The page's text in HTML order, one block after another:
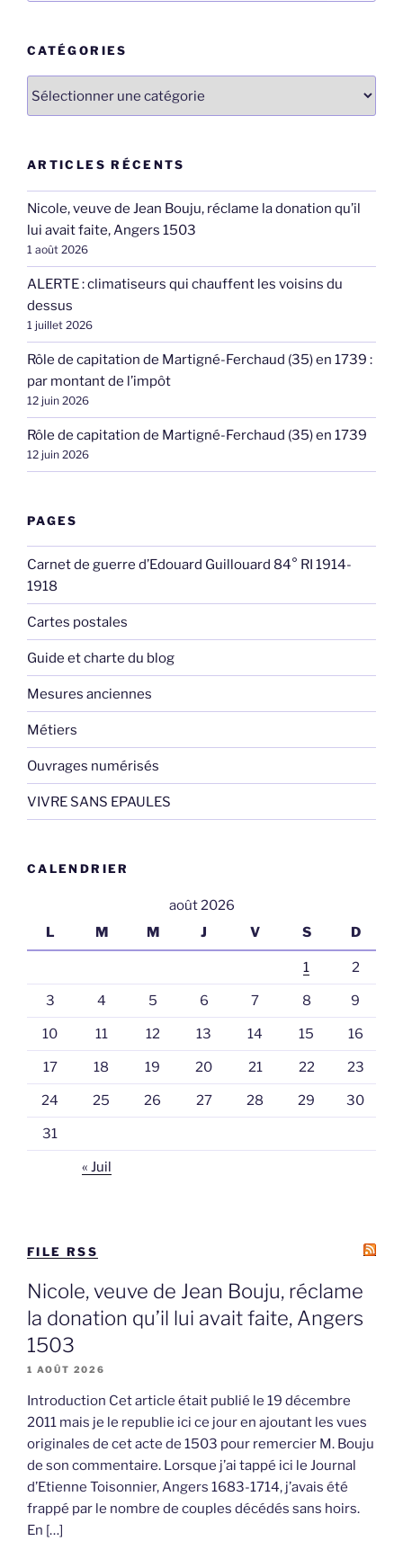
CATÉGORIES
ARTICLES RÉCENTS
Nicole, veuve de Jean Bouju, réclame la donation qu’il
lui avait faite, Angers 1503
1 août 2026
ALERTE : climatiseurs qui chauffent les voisins du
dessus
1 juillet 2026
Rôle de capitation de Martigné-Ferchaud (35) en 1739 :
par montant de l’impôt
12 juin 2026
Rôle de capitation de Martigné-Ferchaud (35) en 1739
12 juin 2026
PAGES
Carnet de guerre d’Edouard Guillouard 84° RI 1914-
1918
Cartes postales
Guide et charte du blog
Mesures anciennes
Métiers
Ouvrages numérisés
VIVRE SANS EPAULES
CALENDRIER
août 2026
L
M M J V S D
1 2
3 4 5 6 7 8 9
10 11 12 13 14 15 16
17 18 19 20 21 22 23
24 25 26 27 28 29 30
31
« Juil
FILE RSS
Nicole, veuve de Jean Bouju, réclame
la donation qu’il lui avait faite, Angers
1503
1 AOÛT 2026
Introduction Cet article était publié le 19 décembre
2011 mais je le republie ici ce jour en ajoutant les vues
originales de cet acte de 1503 pour remercier M. Bouju
de son commentaire. Lorsque j’ai tappé ici le Journal
d’Etienne Toisonnier, Angers 1683-1714, j’avais été
frappé par le nombre de couples décédés sans hoirs.
En […]